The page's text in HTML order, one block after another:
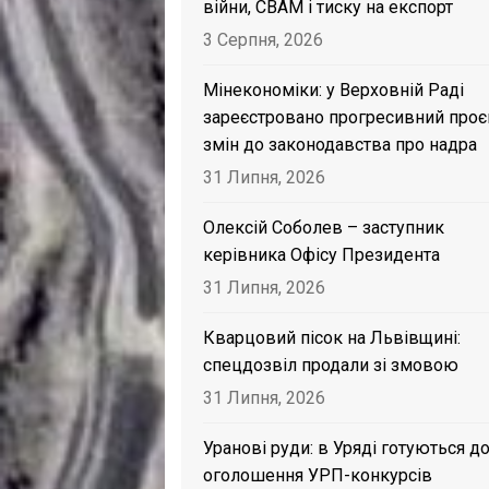
війни, CBAM і тиску на експорт
3 Серпня, 2026
Мінекономіки: у Верховній Раді
зареєстровано прогресивний
змін до законодавства про надра
31 Липня, 2026
Олексій Соболев – заступник
керівника Офісу Президента
31 Липня, 2026
Кварцовий пісок на Львівщині:
спецдозвіл продали зі змовою
31 Липня, 2026
Уранові руди: в Уряді готуються до
оголошення УРП-конкурсів